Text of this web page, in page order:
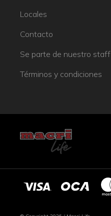
Locales
Contacto
Se parte de nuestro staff
Términos y condiciones